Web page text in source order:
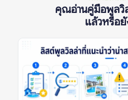
คุณอ่านคู่มือพูลวิ
แล้วหรือ